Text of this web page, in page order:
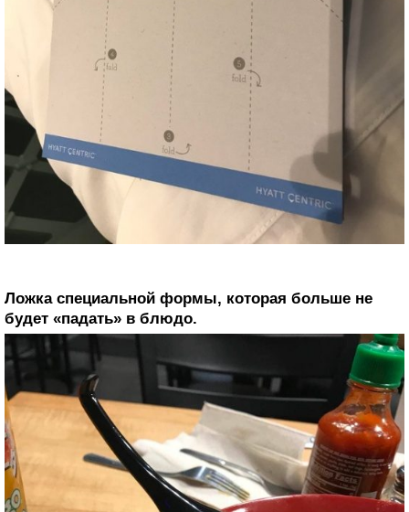
Ложка специальной формы, которая больше не
будет «падать» в блюдо.